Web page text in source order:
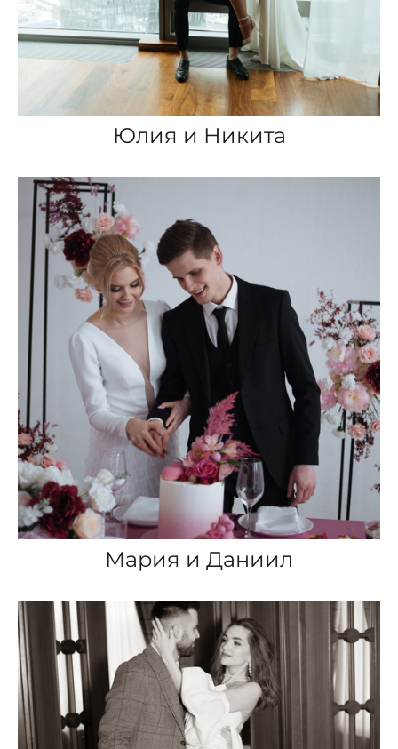
Юлия и Никита
Мария и Даниил